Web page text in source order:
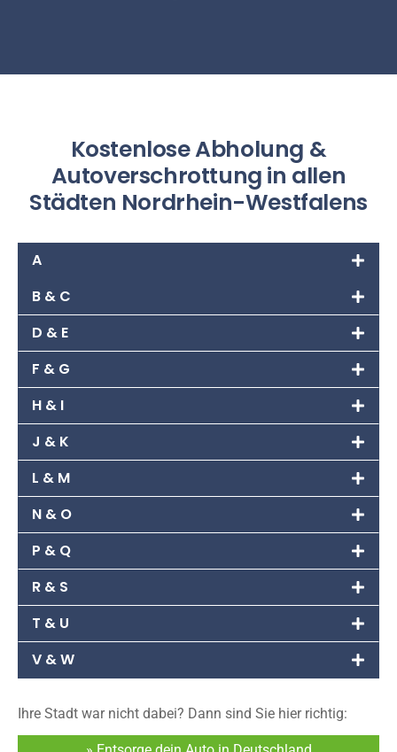
Kostenlose Abholung &
Autoverschrottung in allen
Städten Nordrhein-Westfalens
A
B & C
D & E
F & G
H & I
J & K
L & M
N & O
P & Q
R & S
T & U
V & W
Ihre Stadt war nicht dabei? Dann sind Sie hier richtig: